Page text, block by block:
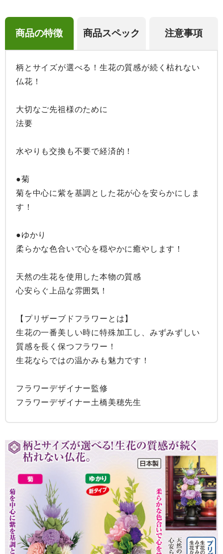
商品の特徴 商品スペック 注意事項
柄とサイズが選べる！生花の質感が続く枯れない
仏花！
大切なご先祖様のために
法要
水やりも交換も不要で経済的！
●菊
菊を中心に紫を基調とした花が心を安らかにしま
す！
●ゆかり
柔らかな色合いで心を穏やかに癒やします！
天然の生花を使用した本物の質感
心安らぐ上品な雰囲気！
【プリザーブドフラワーとは】
生花の一番美しい時に特殊加工し、みずみずしい
質感を長く保つフラワー！
生花ならではの温かみも魅力です！
フラワーデザイナー監修
フラワーデザイナー土橋美穂先生